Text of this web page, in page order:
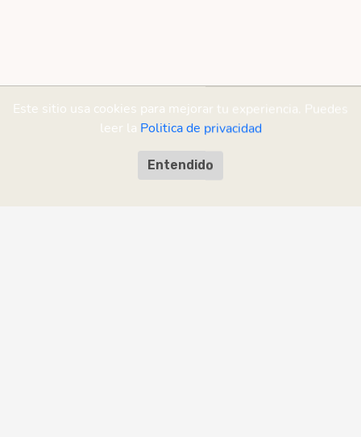
Este sitio usa cookies para mejorar tu experiencia. Puedes
leer la Politica de privacidad
Entendido